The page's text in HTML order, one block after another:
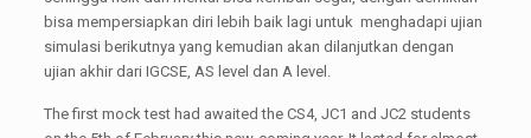
bisa mempersiapkan diri lebih baik lagi untuk menghadapi ujian
simulasi berikutnya yang kemudian akan dilanjutkan dengan
ujian akhir dari IGCSE, AS level dan A level.
The first mock test had awaited the CS4, JC1 and JC2 students